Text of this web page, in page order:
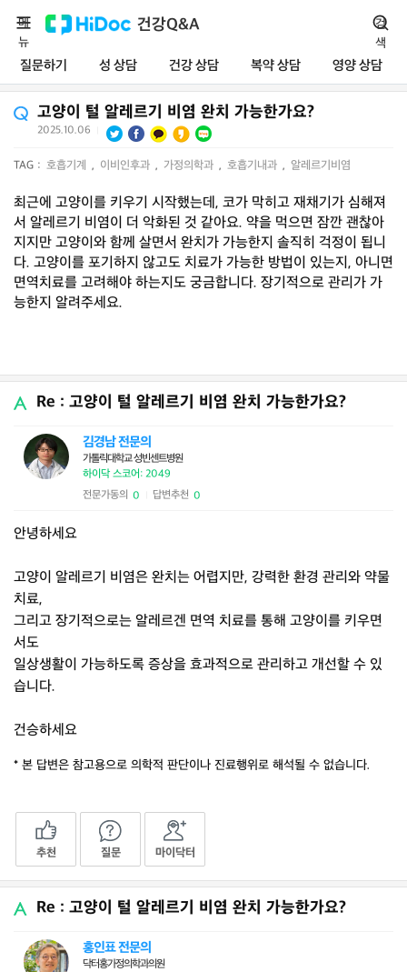
건강Q&A
질문하기 성 상담 건강 상담 복약 상담 영양 상담
메
뉴
검
색
고양이 털 알레르기 비염 완치 가능한가요?
2025.10.06
TAG : 호흡기계 , 이비인후과 , 가정의학과 , 호흡기내과 , 알레르기비염
최근에 고양이를 키우기 시작했는데, 코가 막히고 재채기가 심해져
서 알레르기 비염이 더 악화된 것 같아요. 약을 먹으면 잠깐 괜찮아
지지만 고양이와 함께 살면서 완치가 가능한지 솔직히 걱정이 됩니
다. 고양이를 포기하지 않고도 치료가 가능한 방법이 있는지, 아니면
면역치료를 고려해야 하는지도 궁금합니다. 장기적으로 관리가 가
능한지 알려주세요.
Re : 고양이 털 알레르기 비염 완치 가능한가요?
김경남 전문의
가톨릭대학교 성빈센트병원
하이닥 스코어: 2049
전문가동의 0 답변추천 0
안녕하세요
고양이 알레르기 비염은 완치는 어렵지만, 강력한 환경 관리와 약물
치료,
그리고 장기적으로는 알레르겐 면역 치료를 통해 고양이를 키우면
서도
일상생활이 가능하도록 증상을 효과적으로 관리하고 개선할 수 있
습니다.
건승하세요
* 본 답변은 참고용으로 의학적 판단이나 진료행위로 해석될 수 없습니다.
추천 질문 마이닥터
Re : 고양이 털 알레르기 비염 완치 가능한가요?
홍인표 전문의
닥터홍가정의학과의원